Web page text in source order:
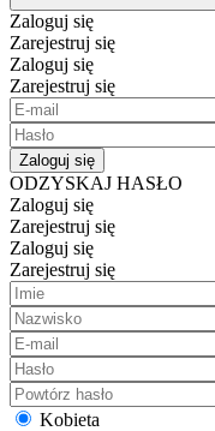
Zaloguj się
Zarejestruj się
Zaloguj się
Zarejestruj się
Zaloguj się
ODZYSKAJ HASŁO
Zaloguj się
Zarejestruj się
Zaloguj się
Zarejestruj się
Kobieta